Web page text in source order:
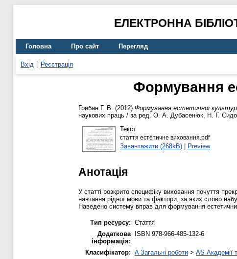
ЕЛЕКТРОННА
Головна Про сайт Перегляд
Вхід Реєстрація
Формування
Грибан Г. В. (2012) Формування естетичної
наукових праць / за ред. О. А. Дубасенюк, Н. Г.
Текст
стаття естетичне виховання.pdf
Завантажити (268kB)| Preview
Анотація
У статті розкрито специфіку виховання почуття
навчання рідної мови та фактори, за яких слово
Наведено систему вправ для формування
Тип ресурсу: Стаття
Додаткова
інформація:
ISBN 978-966-485-132-6
Класифікатор: A Загальні роботи > AS Академії